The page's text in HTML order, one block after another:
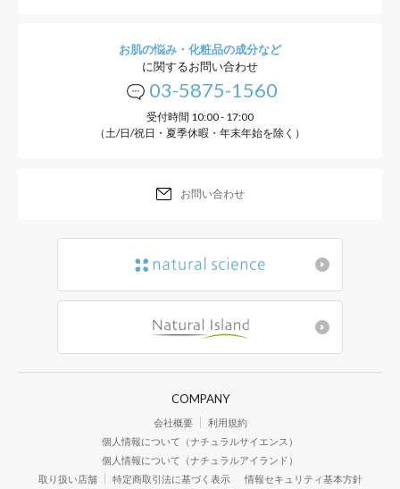
お肌の悩み・化粧品の成分など
に関するお問い合わせ
03-5875-1560
受付時間 10:00 - 17:00
（土/日/祝日・夏季休暇・年末年始を除く）
お問い合わせ
COMPANY
会社概要
利用規約
個人情報について（ナチュラルサイエンス）
個人情報について（ナチュラルアイランド）
取り扱い店舗
特定商取引法に基づく表示 情報セキュリティ基本方針